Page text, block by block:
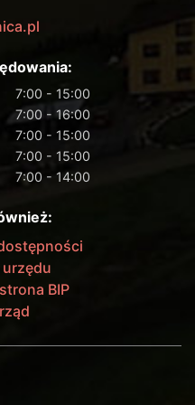
7:00 - 15:00
7:00 - 16:00
7:00 - 15:00
7:00 - 15:00
7:00 - 14:00
BIP